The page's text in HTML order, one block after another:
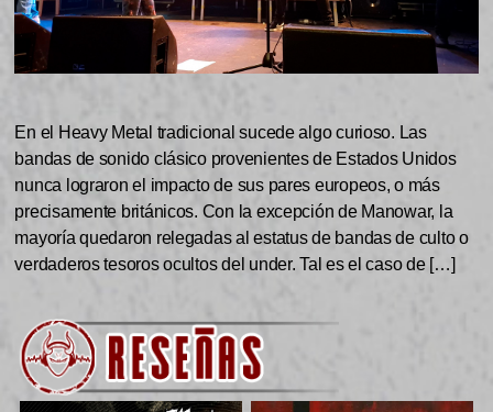
En el Heavy Metal tradicional sucede algo curioso. Las
bandas de sonido clásico provenientes de Estados Unidos
nunca lograron el impacto de sus pares europeos, o más
precisamente británicos. Con la excepción de Manowar, la
mayoría quedaron relegadas al estatus de bandas de culto o
verdaderos tesoros ocultos del under. Tal es el caso de […]